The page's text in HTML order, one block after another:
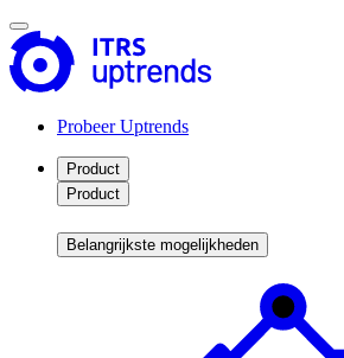
Probeer Uptrends
Product
Product
Belangrijkste mogelijkheden